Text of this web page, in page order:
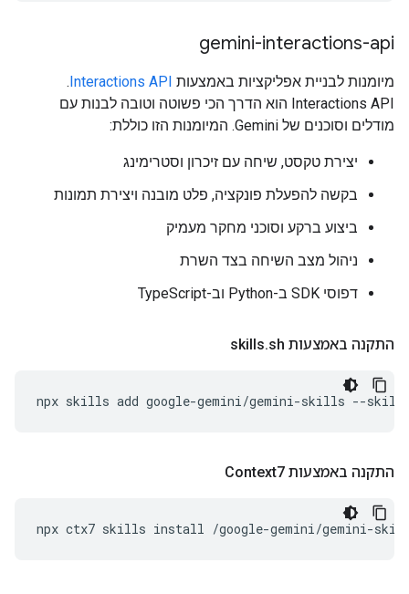
gemini-interactions-api
מיומנות לבניית אפליקציות באמצעות Interactions API
.
‫Interactions API הוא הדרך הכי פשוטה וטובה לבנות עם
מודלים וסוכנים של Gemini. המיומנות הזו כוללת:
יצירת טקסט, שיחה עם זיכרון וסטרימינג
בקשה להפעלת פונקציה, פלט מובנה ויצירת תמונות
ביצוע ברקע וסוכני מחקר מעמיק
ניהול מצב השיחה בצד השרת
דפוסי SDK ב-Python וב-TypeScript
התקנה באמצעות skills .sh
npx skills add google-gemini/gemini-skills --skill
התקנה באמצעות Context7
npx ctx7 skills install /google-gemini/gemini-